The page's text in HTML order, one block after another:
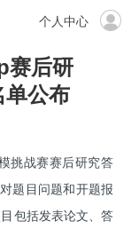
个人中心
赛后研
公布
挑战赛赛后研究答
题目问题和开题报
包括发表论文、答